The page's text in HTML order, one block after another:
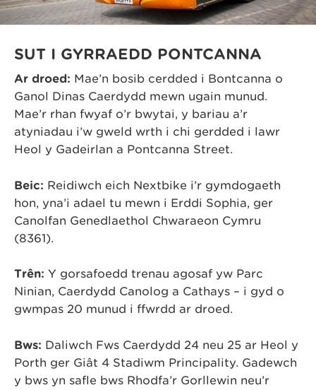
SUT I GYRRAEDD PONTCANNA
Ar droed: Mae’n bosib cerdded i Bontcanna o
Ganol Dinas Caerdydd mewn ugain munud.
Mae’r rhan fwyaf o’r bwytai, y bariau a’r
atyniadau i’w gweld wrth i chi gerdded i lawr
Heol y Gadeirlan a Pontcanna Street.
Beic: Reidiwch eich Nextbike i’r gymdogaeth
hon, yna’i adael tu mewn i Erddi Sophia, ger
Canolfan Genedlaethol Chwaraeon Cymru
(8361).
Trên: Y gorsafoedd trenau agosaf yw Parc
Ninian, Caerdydd Canolog a Cathays – i gyd o
gwmpas 20 munud i ffwrdd ar droed.
Bws: Daliwch Fws Caerdydd 24 neu 25 ar Heol y
Porth ger Giât 4 Stadiwm Principality. Gadewch
y bws yn safle bws Rhodfa’r Gorllewin neu’r